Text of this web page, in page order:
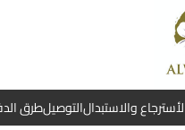
والاستبدالالتوصيلطرق